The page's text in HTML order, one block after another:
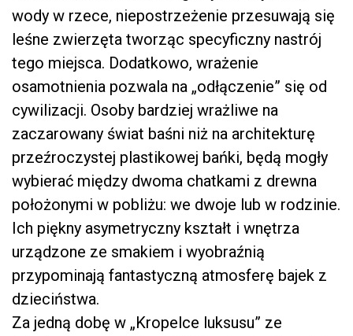
wody w rzece, niepostrzeżenie przesuwają się
leśne zwierzęta tworząc specyficzny nastrój
tego miejsca. Dodatkowo, wrażenie
osamotnienia pozwala na „odłączenie” się od
cywilizacji. Osoby bardziej wrażliwe na
zaczarowany świat baśni niż na architekturę
przeźroczystej plastikowej bańki, będą mogły
wybierać między dwoma chatkami z drewna
położonymi w pobliżu: we dwoje lub w rodzinie.
Ich piękny asymetryczny kształt i wnętrza
urządzone ze smakiem i wyobraźnią
przypominają fantastyczną atmosferę bajek z
dzieciństwa.
Za jedną dobę w „Kropelce luksusu” ze